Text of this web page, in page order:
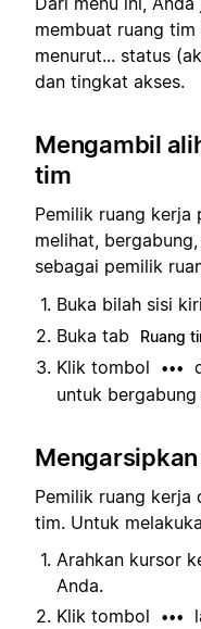
membuat ruang
menurut... status
dan tingkat akses.
Mengambil
tim
Pemilik ruang kerja
melihat,
sebagai pemilik
Buka bilah sisi
Buka tab
Ruang
Klik tombol
•••
untuk
Pemilik ruang kerja
tim. Untuk
Arahkan kursor
Anda.
Klik tombol
•••